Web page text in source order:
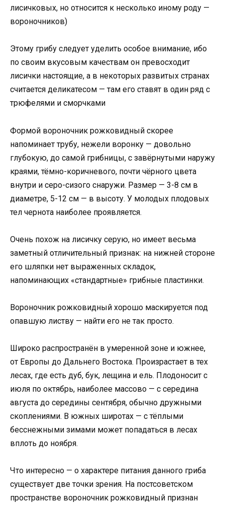
лисичковых, но относится к несколько иному роду —
вороночников)
Этому грибу следует уделить особое внимание, ибо
по своим вкусовым качествам он превосходит
лисички настоящие, а в некоторых развитых странах
считается деликатесом — там его ставят в один ряд с
трюфелями и сморчками
Формой вороночник рожковидный скорее
напоминает трубу, нежели воронку — довольно
глубокую, до самой грибницы, с завёрнутыми наружу
краями, тёмно-коричневого, почти чёрного цвета
внутри и серо-сизого снаружи. Размер — 3-8 см в
диаметре, 5-12 см — в высоту. У молодых плодовых
тел чернота наиболее проявляется.
Очень похож на лисичку серую, но имеет весьма
заметный отличительный признак: на нижней стороне
его шляпки нет выраженных складок,
напоминающих «стандартные» грибные пластинки.
Вороночник рожковидный хорошо маскируется под
опавшую листву — найти его не так просто.
Широко распространён в умеренной зоне и южнее,
от Европы до Дальнего Востока. Произрастает в тех
лесах, где есть дуб, бук, лещина и ель. Плодоносит с
июля по октябрь, наиболее массово — с середина
августа до середины сентября, обычно дружными
скоплениями. В южных широтах — с тёплыми
бесснежными зимами может попадаться в лесах
вплоть до ноября.
Что интересно — о характере питания данного гриба
существует две точки зрения. На постсоветском
пространстве вороночник рожковидный признан